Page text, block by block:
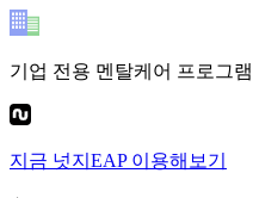
기업 전용 멘탈케어 프로그램
지금 넛지EAP이용해보기